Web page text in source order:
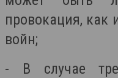
провокация, как
войн;
- В случае